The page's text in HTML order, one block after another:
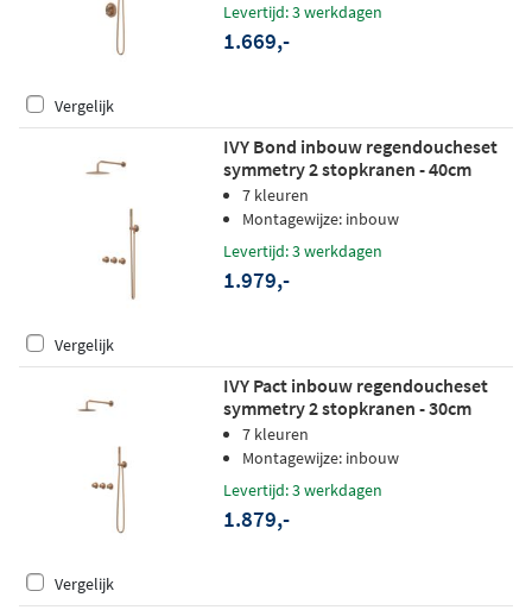
Levertijd: 3 werkdagen
1.669,-
Vergelijk
IVY Bond inbouw regendoucheset
symmetry 2 stopkranen - 40cm
wandarm - 25cm medium
hoofddouche - wandhouder - 3-
mat koper pvd
7 kleuren
Montagewijze: inbouw
Levertijd: 3 werkdagen
1.979,-
Vergelijk
IVY Pact inbouw regendoucheset
symmetry 2 stopkranen - 30cm
plafondbuis - 20cm medium
hoofddouche - wandhouder - 3-
standen handdouche - geborsteld
mat koper pvd
7 kleuren
Montagewijze: inbouw
Levertijd: 3 werkdagen
1.879,-
Vergelijk